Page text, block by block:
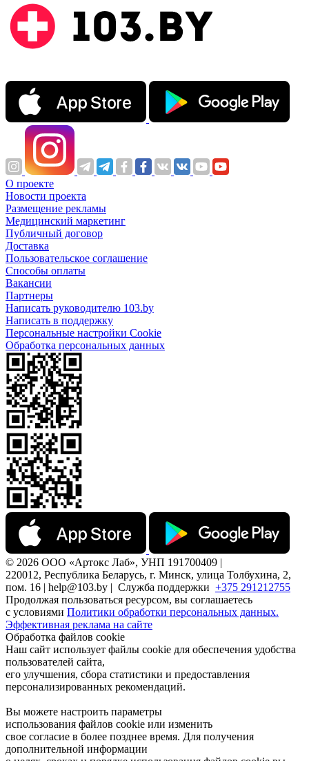
О проекте
Новости проекта
Размещение рекламы
Медицинский маркетинг
Публичный договор
Доставка
Пользовательское соглашение
Способы оплаты
Вакансии
Партнеры
Написать руководителю 103.by
Написать в поддержку
Персональные настройки Cookie
Обработка персональных данных
© 2026 ООО «Артокс Лаб», УНП 191700409 |
220012, Республика Беларусь, г. Минск, улица Толбухина, 2,
пом. 16 | help@103.by | Служба поддержки +375 291212755
Продолжая пользоваться ресурсом, вы соглашаетесь
с условиями Политики обработки персональных данных.
Эффективная реклама на сайте
Обработка файлов cookie
Наш сайт использует файлы cookie для обеспечения удобства
пользователей сайта,
его улучшения, сбора статистики и предоставления
персонализированных рекомендаций.
Вы можете настроить параметры
использования файлов cookie или изменить
свое согласие в более позднее время. Для получения
дополнительной информации